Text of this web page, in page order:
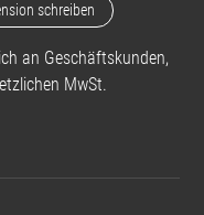
schreiben
an Geschäftskunden,
MwSt.